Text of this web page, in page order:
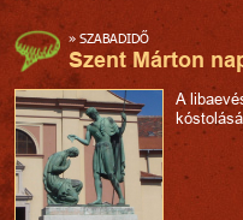
» SZABADIDŐ
Szent Márton
A